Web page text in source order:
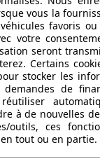
vous la
favoris
votre
seront
Certains
stocker les
de
à de nouvelles
outils, ces
tout ou en partie.